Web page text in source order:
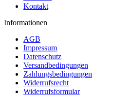
Kontakt
Informationen
AGB
Impressum
Datenschutz
Versandbedingungen
Zahlungsbedingungen
Widerrufsrecht
Widerrufsformular